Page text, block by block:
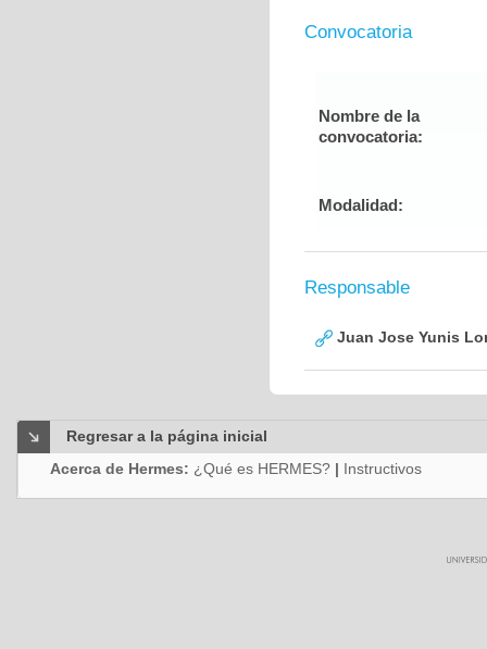
Convocatoria
Nombre de la
convocatoria:
Modalidad:
Responsable
Juan Jose Yunis
Regresar a la página inicial
Acerca de Hermes: ¿Qué es HERMES? | Instructivos